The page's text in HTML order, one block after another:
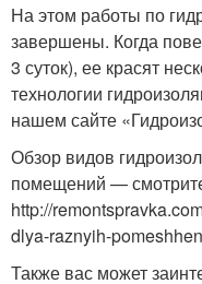
На этом работы по
завершены. Когда
3 суток), ее красят
технологии
нашем сайте
Обзор видов
помещений —
http://
dlya-raznyih-
Также вас может